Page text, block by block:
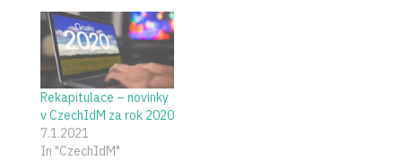
Rekapitulace – novinky
v CzechIdM za rok 2020
7.1.2021
In "CzechIdM"